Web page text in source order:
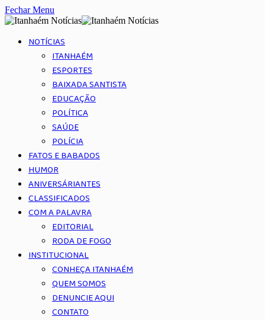
Fechar Menu
NOTÍCIAS
ITANHAÉM
ESPORTES
BAIXADA SANTISTA
EDUCAÇÃO
POLÍTICA
SAÚDE
POLÍCIA
FATOS E BABADOS
HUMOR
ANIVERSÁRIANTES
CLASSIFICADOS
COM A PALAVRA
EDITORIAL
RODA DE FOGO
INSTITUCIONAL
CONHEÇA ITANHAÉM
QUEM SOMOS
DENUNCIE AQUI
CONTATO